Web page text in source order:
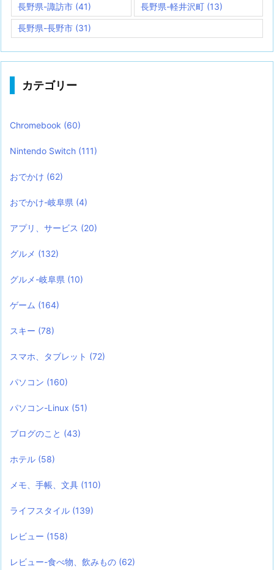
長野県-諏訪市 (41) 長野県-軽井沢町 (13)
長野県-長野市 (31)
カテゴリー
Chromebook (60)
Nintendo Switch (111)
おでかけ (62)
おでかけ-岐阜県 (4)
アプリ、サービス (20)
グルメ (132)
グルメ-岐阜県 (10)
ゲーム (164)
スキー (78)
スマホ、タブレット (72)
パソコン (160)
パソコン-Linux (51)
ブログのこと (43)
ホテル (58)
メモ、手帳、文具 (110)
ライフスタイル (139)
レビュー (158)
レビュー-食べ物、飲みもの (62)